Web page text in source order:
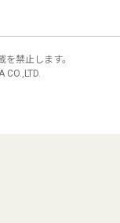
禁止します。
CO.,LTD.